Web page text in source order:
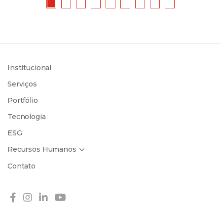
Institucional
Serviços
Portfólio
Tecnologia
ESG
Recursos Humanos
Contato